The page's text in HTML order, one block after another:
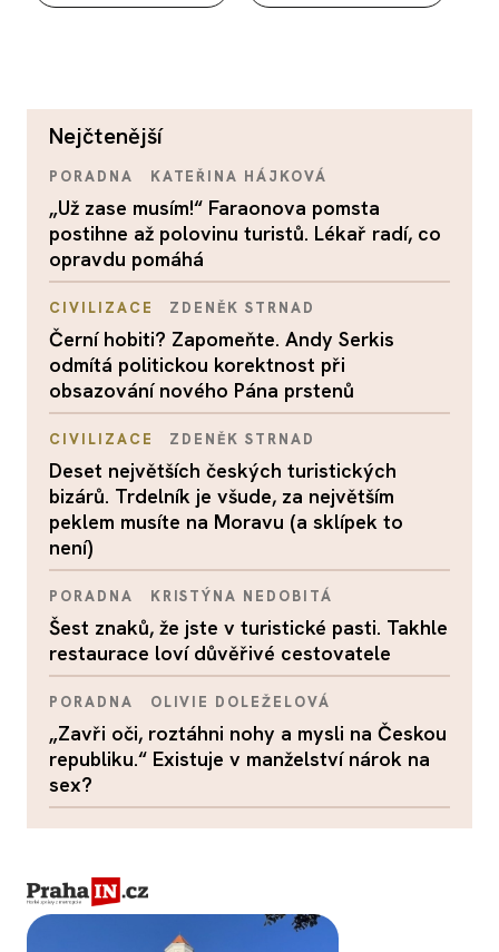
nejčtenější
PORADNA KATEŘINA HÁJKOVÁ
„Už zase musím!“ Faraonova pomsta
postihne až polovinu turistů. Lékař radí, co
opravdu pomáhá
CIVILIZACE ZDENĚK STRNAD
Černí hobiti? Zapomeňte. Andy Serkis
odmítá politickou korektnost při
obsazování nového Pána prstenů
CIVILIZACE ZDENĚK STRNAD
Deset největších českých turistických
bizárů. Trdelník je všude, za největším
peklem musíte na Moravu (a sklípek to
není)
PORADNA KRISTÝNA NEDOBITÁ
Šest znaků, že jste v turistické pasti. Takhle
restaurace loví důvěřivé cestovatele
PORADNA OLIVIE DOLEŽELOVÁ
„Zavři oči, roztáhni nohy a mysli na Českou
republiku.“ Existuje v manželství nárok na
sex?